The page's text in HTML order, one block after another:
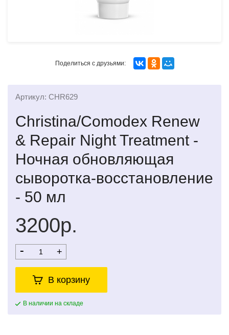
Поделиться с друзьями:
Артикул: CHR629
Christina/Comodex Renew
& Repair Night Treatment -
Ночная обновляющая
сыворотка-восстановление
- 50 мл
3200р.
- +
В корзину
В наличии на складе